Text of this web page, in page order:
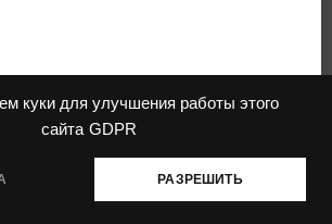
куки для улучшения работы этого
сайта GDPR
РАЗРЕШИТЬ